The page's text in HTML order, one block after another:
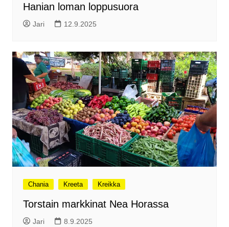
Hanian loman loppusuora
Jari 12.9.2025
Chania Kreeta Kreikka
Torstain markkinat Nea Horassa
Jari 8.9.2025